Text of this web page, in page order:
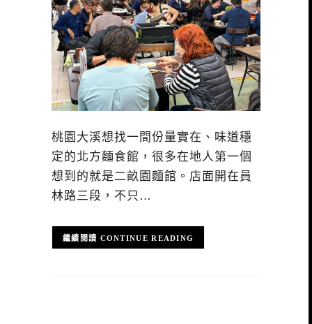
桃園大溪想找一間份量實在、味道穩
定的北方麵食館，很多在地人第一個
想到的就是二畝園麵館。店面開在員
林路三段，不只…
CONTINUE READING